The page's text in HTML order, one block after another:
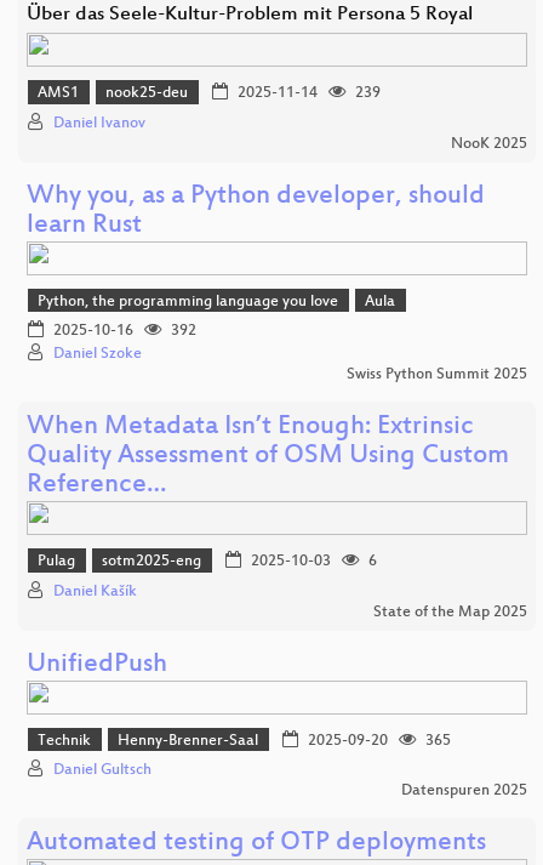
Über das Seele-Kultur-Problem mit Persona 5 Royal
AMS1 nook25-deu 2025-11-14
239
Daniel Ivanov
NooK 2025
Why you, as a Python developer, should
learn Rust
Python, the programming language you love
Aula
2025-10-16
392
Daniel Szoke
Swiss Python Summit 2025
When Metadata Isn’t Enough: Extrinsic
Quality Assessment of OSM Using Custom
Reference…
Pulag sotm2025-eng 2025-10-03
6
Daniel Kašík
State of the Map 2025
UnifiedPush
Technik Henny-Brenner-Saal 2025-09-20
365
Daniel Gultsch
Datenspuren 2025
Automated testing of OTP deployments